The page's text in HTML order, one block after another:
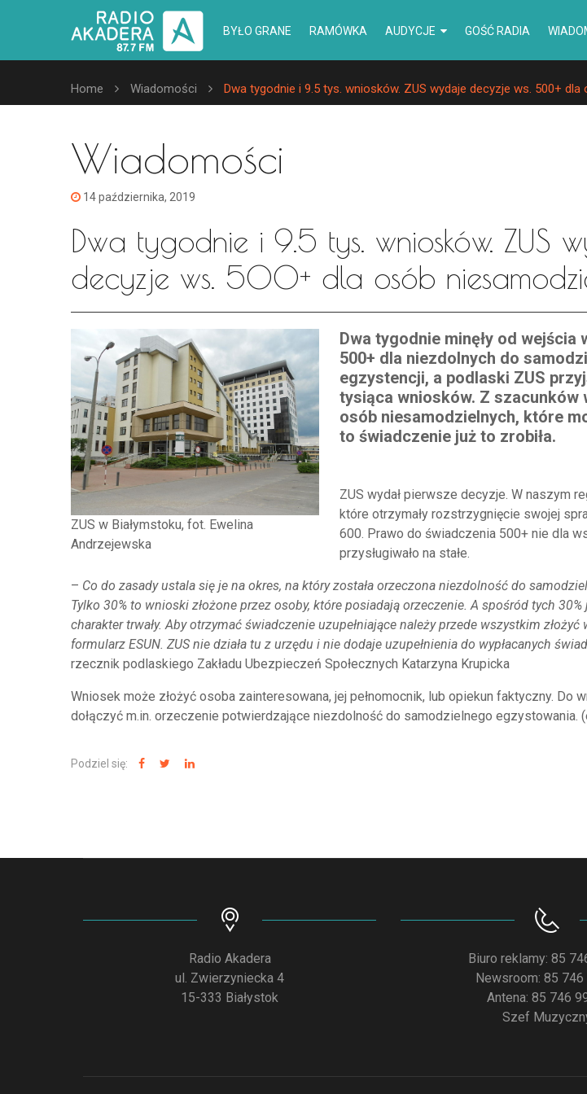
BYŁO GRANE RAMÓWKA AUDYCJE GOŚĆ RADIA
Home Wiadomości Dwa tygodnie i 9.5 tys. wniosków. ZUS wydaje decyzje ws. 500+
Wiadomości
14 października, 2019
Dwa tygodnie i 9.5 tys. wniosków. ZUS
decyzje ws. 500+ dla osób
ZUS w Białymstoku, fot. Ewelina
Andrzejewska
Dwa tygodnie minęły od wejścia
500+ dla niezdolnych do
egzystencji, a podlaski ZUS
tysiąca wniosków. Z szacunków
osób niesamodzielnych, które
to świadczenie już to zrobiła.
ZUS wydał pierwsze decyzje. W naszym
które otrzymały rozstrzygnięcie swojej
600. Prawo do świadczenia 500+ nie dla
przysługiwało na stałe.
– Co do zasady ustala się je na okres, na który została orzeczona niezdolność do
Tylko 30% to wnioski złożone przez osoby, które posiadają orzeczenie. A spośród tych 30%
charakter trwały. Aby otrzymać świadczenie uzupełniające należy przede wszystkim złożyć
formularz ESUN. ZUS nie działa tu z urzędu i nie dodaje uzupełnienia do wypłacanych
rzecznik podlaskiego Zakładu Ubezpieczeń Społecznych Katarzyna Krupicka
Wniosek może złożyć osoba zainteresowana, jej pełnomocnik, lub opiekun faktyczny. Do
dołączyć m.in. orzeczenie potwierdzające niezdolność do samodzielnego egzystowania.
Podziel się:
Radio Akadera
ul. Zwierzyniecka 4
15-333 Białystok
Biuro reklamy: 85
Newsroom: 85 746
Antena: 85 746
Szef